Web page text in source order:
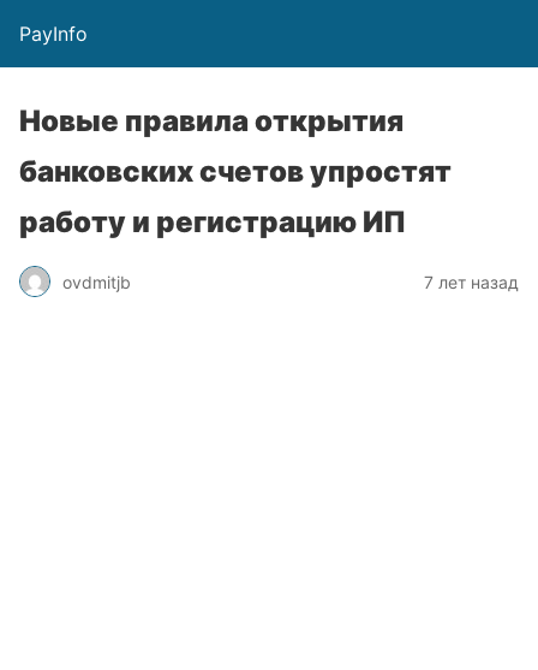
PayInfo
Новые правила открытия
банковских счетов упростят
работу и регистрацию ИП
ovdmitjb 7 лет назад